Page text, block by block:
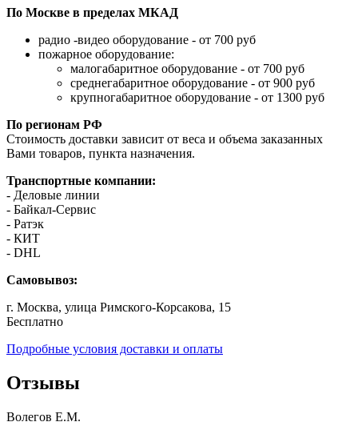
По Москве в пределах МКАД
радио -видео оборудование - от 700 руб
пожарное оборудование:
малогабаритное оборудование - от 700 руб
среднегабаритное оборудование - от 900 руб
крупногабаритное оборудование - от 1300 руб
По регионам РФ
Стоимость доставки зависит от веса и объема заказанных
Вами товаров, пункта назначения.
Транспортные компании:
- Деловые линии
- Байкал-Сервис
- Ратэк
- КИТ
- DHL
Самовывоз:
г. Москва, улица Римского-Корсакова, 15
Бесплатно
Подробные условия доставки и оплаты
Отзывы
Волегов Е.М.